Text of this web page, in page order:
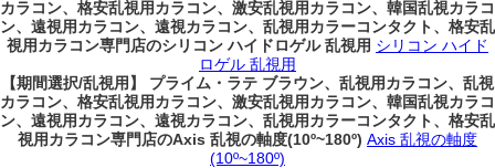
カラコン、格安乱視用カラコン、激安乱視用カラコン、韓国乱視カラコ
ン、遠視用カラコン、遠視カラコン、乱視用カラーコンタクト、格安乱
視用カラコン専門店のシリコン ハイドロゲル 乱視用 シリコン ハイド
ロゲル 乱視用
【期間選択/乱視用】 プライム・ラテ ブラウン、乱視用カラコン、乱視
カラコン、格安乱視用カラコン、激安乱視用カラコン、韓国乱視カラコ
ン、遠視用カラコン、遠視カラコン、乱視用カラーコンタクト、格安乱
視用カラコン専門店のAxis 乱視の軸度(10º~180º) Axis 乱視の軸度
(10º~180º)